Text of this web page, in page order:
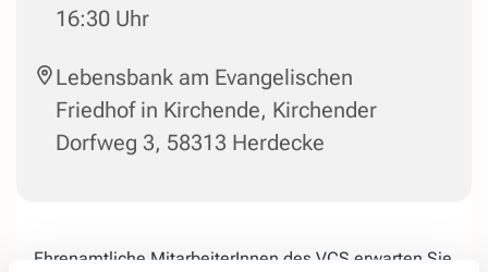
16:30 Uhr
Lebensbank am Evangelischen
Friedhof in Kirchende, Kirchender
Dorfweg 3, 58313 Herdecke
Ehrenamtliche MitarbeiterInnen des VCS erwarten Sie